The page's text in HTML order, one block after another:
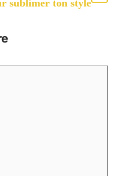
sublimer ton style